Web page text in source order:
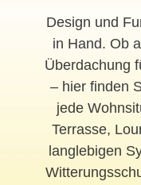
Design und
in Hand. Ob
Überdachung
– hier finden
jede
Terrasse,
langlebigen